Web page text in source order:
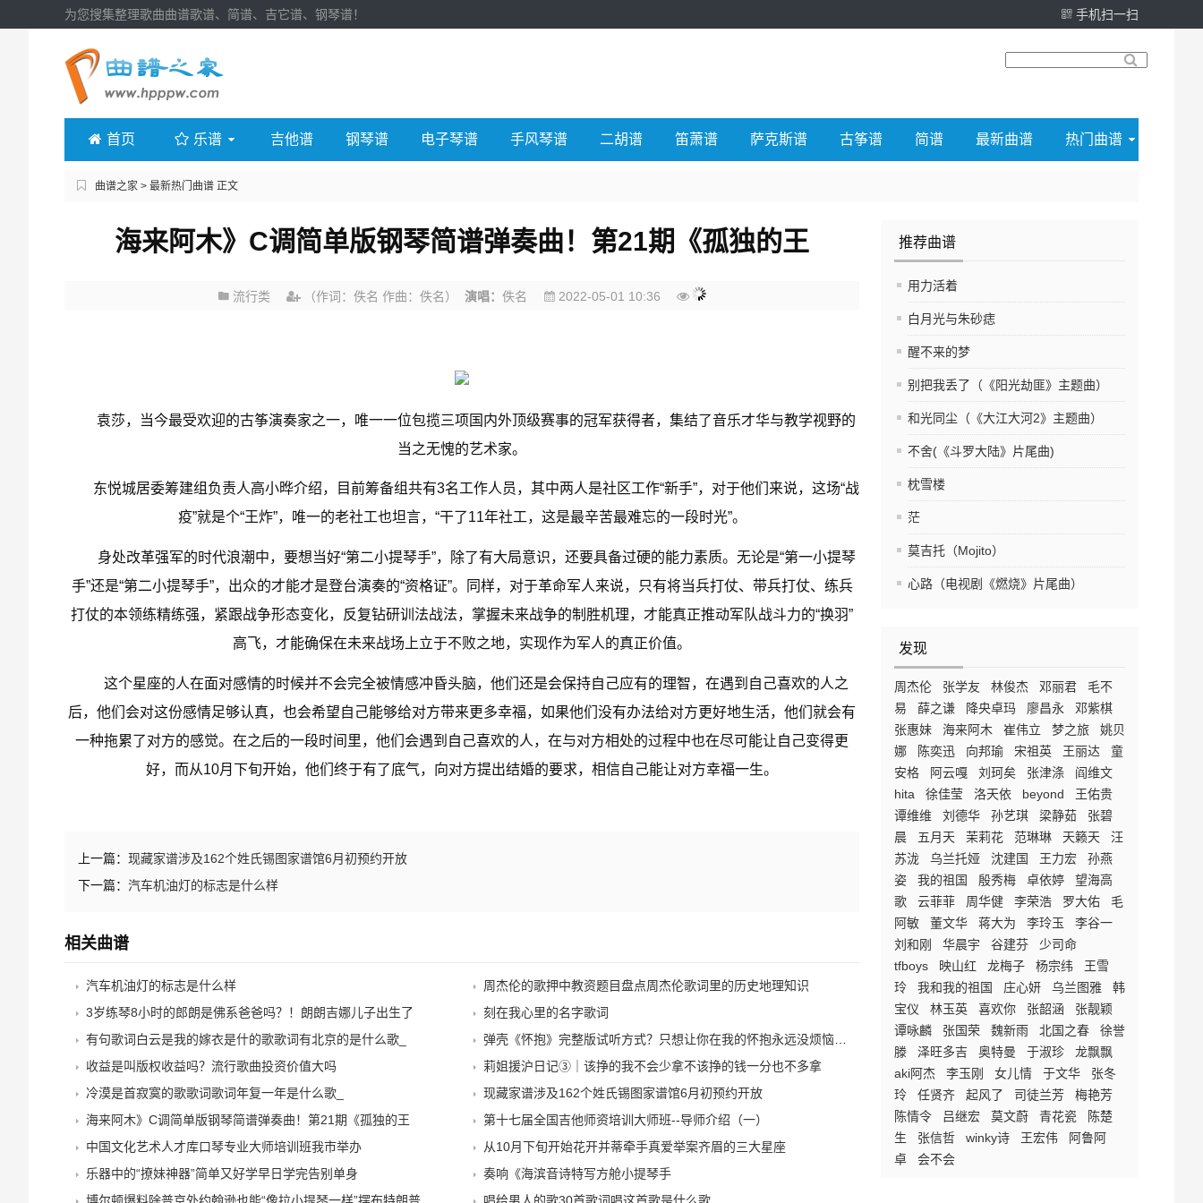
为您搜集整理歌曲曲谱歌谱、简谱、吉它谱、钢琴谱！ 手机扫一扫
首页 乐谱 吉他谱 钢琴谱 电子琴谱 手风琴谱 二胡谱 笛萧谱 萨克斯谱 古筝谱 简谱 最新曲谱 热门曲谱
曲谱之家 > 最新热门曲谱 正文
推荐曲谱
用力活着
白月光与朱砂痣
醒不来的梦
别把我丢了（《阳光劫匪》主题曲）
和光同尘（《大江大河2》主题曲）
不舍(《斗罗大陆》片尾曲)
枕雪楼
茫
莫吉托（Mojito）
心路（电视剧《燃烧》片尾曲）
发现
周杰伦 张学友 林俊杰 邓丽君
毛不
易
薛之谦 降央卓玛 廖昌永
邓紫棋
张惠妹
海来阿木 崔伟立 梦之旅
姚贝
娜
陈奕迅 向邦瑜 宋祖英 王丽达
童
安格
阿云嘎 刘珂矣 张津涤
阎维文
hita
徐佳莹 洛天依 beyond
王佑贵
谭维维
刘德华 孙艺琪 梁静茹
张碧
晨
五月天 茉莉花 范琳琳 天籁天
汪
苏泷
乌兰托娅 沈建国 王力宏
孙燕
姿
我的祖国 殷秀梅 卓依婷
望海高
歌
云菲菲 周华健 李荣浩 罗大佑
毛
阿敏
董文华 蒋大为 李玲玉
李谷一
刘和刚
华晨宇 谷建芬
少司命
tfboys
映山红 龙梅子 杨宗纬
王雪
玲
我和我的祖国 庄心妍 乌兰图雅
韩
宝仪
林玉英 喜欢你 张韶涵
张靓颖
谭咏麟
张国荣 魏新雨 北国之春
徐誉
滕
泽旺多吉 奥特曼 于淑珍
龙飘飘
aki阿杰
李玉刚 女儿情 于文华
张冬
玲
任贤齐 起风了 司徒兰芳
梅艳芳
陈情令
吕继宏 莫文蔚 青花瓷
陈楚
生
张信哲 winky诗 王宏伟
阿鲁阿
卓
会不会
海来阿木》C调简单版钢琴简谱弹奏曲！第21期《孤独的王
流行类 （作词：佚名 作曲：佚名） 演唱： 佚名 2022-05-01 10:36
袁莎，当今最受欢迎的古筝演奏家之一，唯一一位包揽三项国内外顶级赛事的冠军获得者，集结了音乐才华与教学视野的
当之无愧的艺术家。
东悦城居委筹建组负责人高小晔介绍，目前筹备组共有3名工作人员，其中两人是社区工作“新手”，对于他们来说，这场“战
疫”就是个“王炸”，唯一的老社工也坦言，“干了11年社工，这是最辛苦最难忘的一段时光”。
身处改革强军的时代浪潮中，要想当好“第二小提琴手”，除了有大局意识，还要具备过硬的能力素质。无论是“第一小提琴
手”还是“第二小提琴手”，出众的才能才是登台演奏的“资格证”。同样，对于革命军人来说，只有将当兵打仗、带兵打仗、练兵
打仗的本领练精练强，紧跟战争形态变化，反复钻研训法战法，掌握未来战争的制胜机理，才能真正推动军队战斗力的“换羽”
高飞，才能确保在未来战场上立于不败之地，实现作为军人的真正价值。
这个星座的人在面对感情的时候并不会完全被情感冲昏头脑，他们还是会保持自己应有的理智，在遇到自己喜欢的人之
后，他们会对这份感情足够认真，也会希望自己能够给对方带来更多幸福，如果他们没有办法给对方更好地生活，他们就会有
一种拖累了对方的感觉。在之后的一段时间里，他们会遇到自己喜欢的人，在与对方相处的过程中也在尽可能让自己变得更
好，而从10月下旬开始，他们终于有了底气，向对方提出结婚的要求，相信自己能让对方幸福一生。
上一篇： 现藏家谱涉及162个姓氏锡图家谱馆6月初预约开放
下一篇： 汽车机油灯的标志是什么样
相关曲谱
汽车机油灯的标志是什么样
周杰伦的歌押中教资题目盘点周杰伦歌词里的历史地理知识
3岁练琴8小时的郎朗是佛系爸爸吗？！朗朗吉娜儿子出生了
刻在我心里的名字歌词
有句歌词白云是我的嫁衣是什的歌歌词有北京的是什么歌_
弹壳《怀抱》完整版试听方式？只想让你在我的怀抱永远没烦恼是什
收益是叫版权收益吗？流行歌曲投资价值大吗
莉姐援沪日记③｜该挣的我不会少拿不该挣的钱一分也不多拿
冷漠是首寂寞的歌歌词歌词年复一年是什么歌_
现藏家谱涉及162个姓氏锡图家谱馆6月初预约开放
海来阿木》C调简单版钢琴简谱弹奏曲！第21期《孤独的王
第十七届全国吉他师资培训大师班--导师介绍（一）
中国文化艺术人才库口琴专业大师培训班我市举办
从10月下旬开始花开并蒂牵手真爱举案齐眉的三大星座
乐器中的“撩妹神器”简单又好学早日学完告别单身
奏响《海滨音诗特写方舱小提琴手
博尔顿爆料除普京外约翰逊也能“像拉小提琴一样”摆布特朗普
唱给男人的歌30首歌词唱这首歌是什么歌_